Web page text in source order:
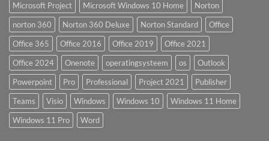
Microsoft Project
Microsoft Windows 10 Home
Norton
norton 360
Norton 360 Deluxe Norton Standard
Office
Office 365
Office 2016 Office 2019
Office 2021
Office 2024
Onenote operatingsysteem os
Outlook
Powerpoint
Pro Professional Project 2021
Publisher
Teams
Visio Windows Windows 10
Windows 11 Home
Windows 11 Pro
Word